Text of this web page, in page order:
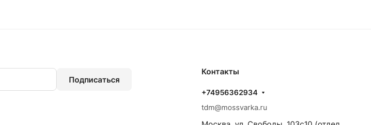
Подписаться
Контакты
+74956362934
tdm@mossvarka.ru